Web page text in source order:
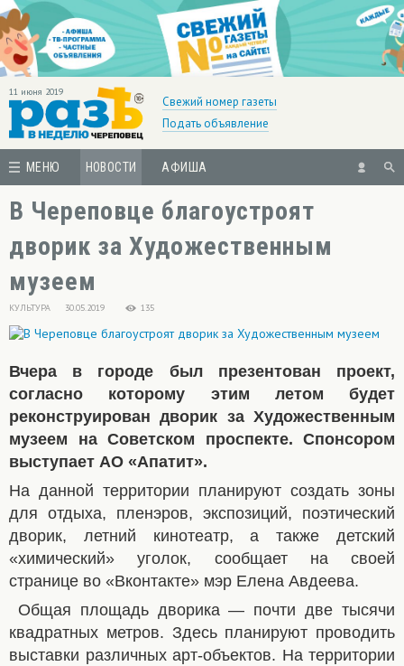
11 июня 2019
Свежий номер газеты
Подать объявление
МЕНЮ НОВОСТИ АФИША
В Череповце благоустроят
дворик за Художественным
музеем
КУЛЬТУРА 30.05.2019 135
Вчера в городе был презентован проект,
согласно которому этим летом будет
реконструирован дворик за Художественным
музеем на Советском проспекте. Спонсором
выступает АО «Апатит».
На данной территории планируют создать зоны
для отдыха, пленэров, экспозиций, поэтический
дворик, летний кинотеатр, а также детский
«химический» уголок, сообщает на своей
странице во «Вконтакте» мэр Елена Авдеева.
Общая площадь дворика — почти две тысячи
квадратных метров. Здесь планируют проводить
выставки различных арт-объектов. На территории